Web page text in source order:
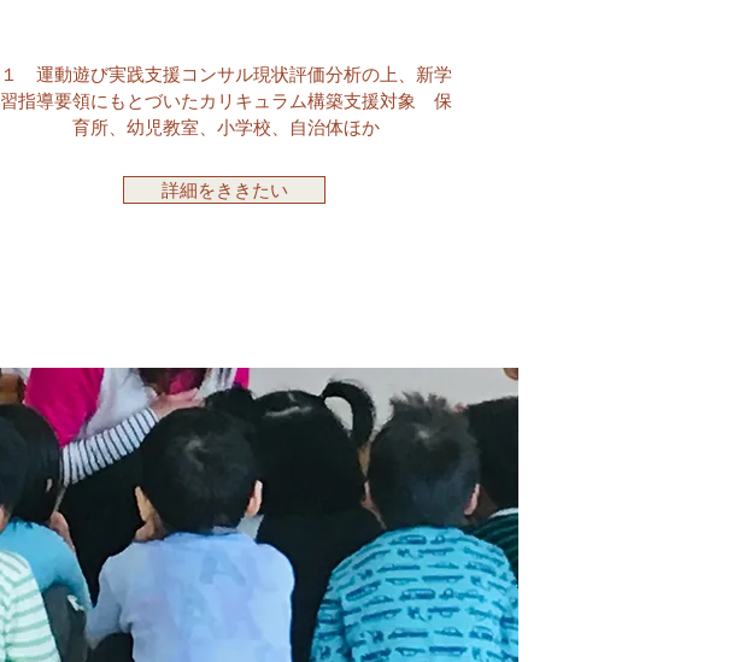
１ 運動遊び実践支援コンサル現状評価分析の上、新学
習指導要領にもとづいたカリキュラム構築支援対象 保
育所、幼児教室、小学校、自治体ほか
詳細をききたい